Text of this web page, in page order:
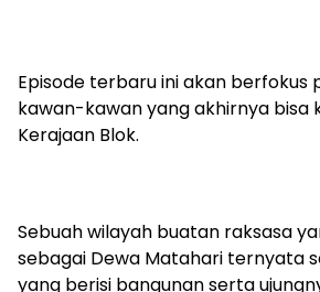
Episode terbaru ini akan berfokus
kawan-kawan yang akhirnya bisa
Kerajaan Blok.
Sebuah wilayah buatan raksasa
sebagai Dewa Matahari ternyata
yang berisi bangunan serta